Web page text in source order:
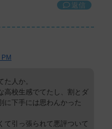
返信
人か。
高校生感でてたし、割とダ
に下手には思わんかった
て引っ張られて悪評ついて